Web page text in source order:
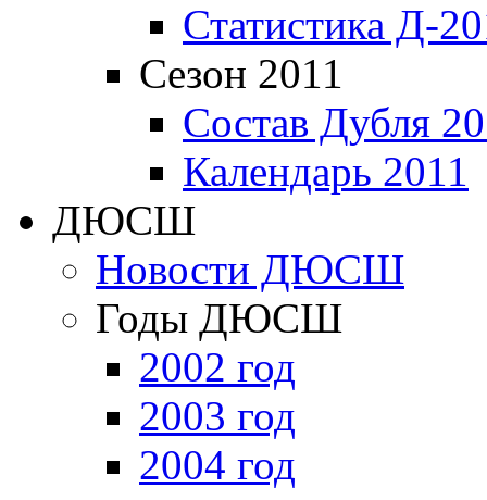
Статистика Д-
Сезон 2011
Состав Дубля
Календарь 2011
ДЮСШ
Новости ДЮСШ
Годы ДЮСШ
2002 год
2003 год
2004 год